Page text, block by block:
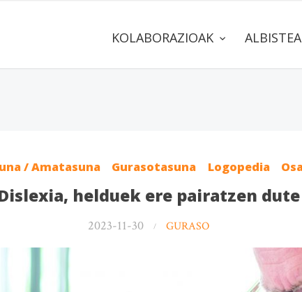
KOLABORAZIOAK
/ Amatasuna Gurasotasuna Logopedia
helduek ere pairatzen dute
2023-11-30 GURASO